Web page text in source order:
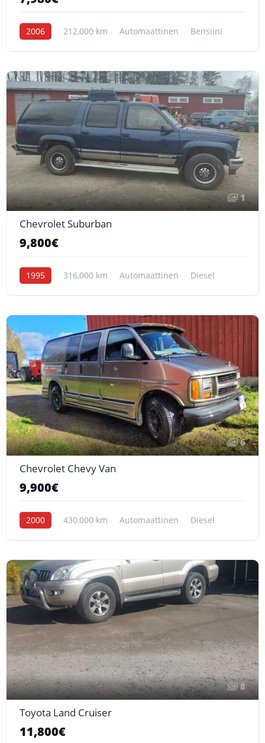
2006 212,000 km Automaattinen Bensiini
1
Chevrolet Suburban
9,800€
1995 316,000 km Automaattinen Diesel
6
Chevrolet Chevy Van
9,900€
2000 430,000 km Automaattinen Diesel
8
Toyota Land Cruiser
11,800€